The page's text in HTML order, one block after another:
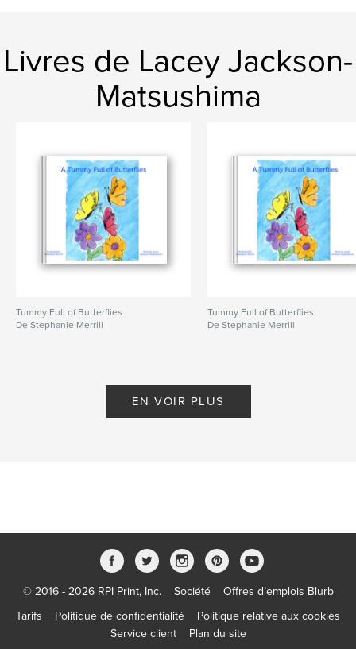
Livres de Lacey Jackson-
Matsushima
Tummy Full of Butterflies
De Stephanie Merrill
Tummy Full of Butterflies
De Stephanie Merrill
EN VOIR PLUS
© 2016 - 2026 RPI Print, Inc. Société
Offres d’emplois Blurb
Tarifs
Politique de confidentialité
Politique relative aux cookies
Service client
Plan du site